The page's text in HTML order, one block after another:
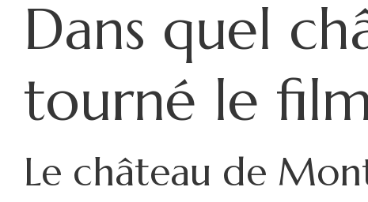
Dans quel
tourné le
Le château de